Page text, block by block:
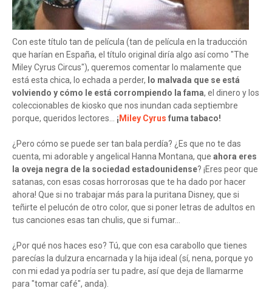
Con este título tan de película (tan de película en la traducción
que harían en España, el título original diría algo así como "The
Miley Cyrus Circus"), queremos comentar lo malamente que
está esta chica, lo echada a perder, lo malvada que se está
volviendo y cómo le está corrompiendo la fama, el dinero y los
coleccionables de kiosko que nos inundan cada septiembre
porque, queridos lectores... ¡ Miley Cyrus fuma tabaco!
¿Pero cómo se puede ser tan bala perdía? ¿Es que no te das
cuenta, mi adorable y angelical Hanna Montana, que ahora eres
la oveja negra de la sociedad estadounidense? ¡Eres peor que
satanas, con esas cosas horrorosas que te ha dado por hacer
ahora! Que si no trabajar más para la puritana Disney, que si
teñirte el pelucón de otro color, que si poner letras de adultos en
tus canciones esas tan chulis, que si fumar...
¿Por qué nos haces eso? Tú, que con esa carabollo que tienes
parecías la dulzura encarnada y la hija ideal (sí, nena, porque yo
con mi edad ya podría ser tu padre, así que deja de llamarme
para "tomar café", anda).